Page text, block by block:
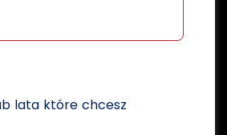
lata które chcesz